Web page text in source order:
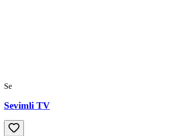
Se
Sevimli TV